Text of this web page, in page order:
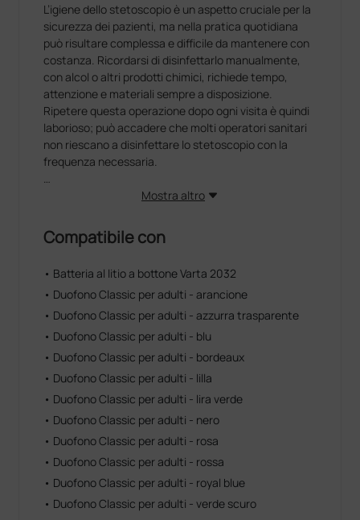
L’igiene dello stetoscopio è un aspetto cruciale per la
sicurezza dei pazienti, ma nella pratica quotidiana
può risultare complessa e difficile da mantenere con
costanza. Ricordarsi di disinfettarlo manualmente,
con alcol o altri prodotti chimici, richiede tempo,
attenzione e materiali sempre a disposizione.
Ripetere questa operazione dopo ogni visita è quindi
laborioso; può accadere che molti operatori sanitari
non riescano a disinfettare lo stetoscopio con la
frequenza necessaria.
semplifica tutto questo,
senza sforzo. Grazie alla tecnologia UV-C, è in grado
di inattivare oltre il 99,9% dei microbi in appena poco
tra pazienti e garantendo un ambiente più sicuro per
tutti.
Il suo design compatto e leggero lo rende perfetto per
chi è sempre in movimento: puoi trasportarlo
facilmente in tasca, in borsa o lasciarlo direttamente
collegato allo stetoscopio, pronto all’uso in qualsiasi
momento. Niente più prodotti chimici, niente più
procedure manuali: solo un’igiene efficace con la
massima semplicità.
Ma UV-HEROES®non è solo una soluzione funzionale:
è anche il risultato di anni di ricerca accademica, con
studi scientifici che ne certificano l’efficacia e la
sicurezza. Un dispositivo che coniuga innovazione,
Mostra altro
Compatibile con
• Batteria al litio a bottone Varta 2032
• Duofono Classic per adulti - arancione
• Duofono Classic per adulti - azzurra trasparente
• Duofono Classic per adulti - blu
• Duofono Classic per adulti - bordeaux
• Duofono Classic per adulti - lilla
• Duofono Classic per adulti - lira verde
• Duofono Classic per adulti - nero
• Duofono Classic per adulti - rosa
• Duofono Classic per adulti - rossa
• Duofono Classic per adulti - royal blue
• Duofono Classic per adulti - verde scuro